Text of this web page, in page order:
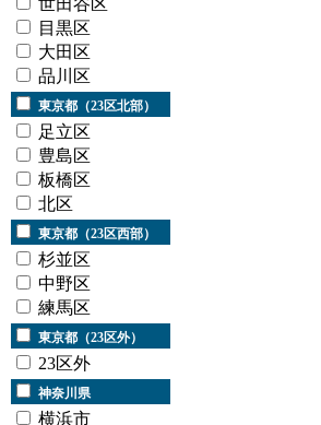
世田谷区
目黒区
大田区
品川区
東京都（23区北部）
足立区
豊島区
板橋区
北区
東京都（23区西部）
杉並区
中野区
練馬区
東京都（23区外）
23区外
神奈川県
横浜市